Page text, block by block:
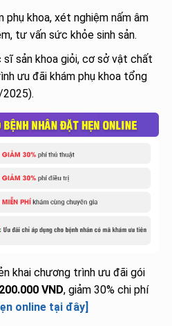
phụ khoa, xét nghiệm nấm âm
tư vấn sức khỏe sinh sản.
sĩ sản khoa giỏi, cơ sở vật chất
ưu đãi khám phụ khoa tổng
khai chương trình ưu đãi gói
VND, giảm 30% chi phí
online tại đây]